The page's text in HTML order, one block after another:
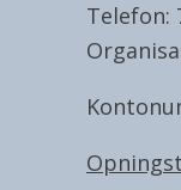
Telefon: